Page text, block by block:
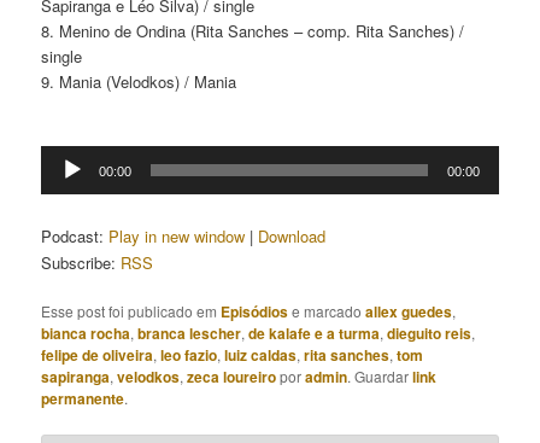
Sapiranga e Léo Silva) / single
8. Menino de Ondina (Rita Sanches – comp. Rita Sanches) /
single
9. Mania (Velodkos) / Mania
Tocador
00:00 00:00
Podcast: Play in new window | Download
Subscribe: RSS
Esse post foi publicado em Episódiose marcadoallex guedes,
bianca rocha,branca lescher,de kalafe e a turma,dieguito reis,
felipe de oliveira,leo fazio,luiz caldas,rita sanches,tom
sapiranga,velodkos,zeca loureiroporadmin. Guardarlink
permanente.